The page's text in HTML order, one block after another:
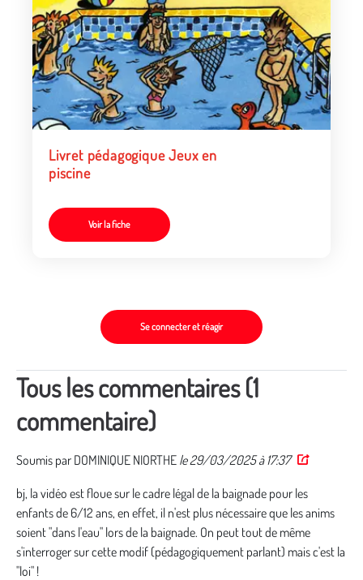
Livret pédagogique Jeux en
piscine
Voir la fiche
Se connecter et réagir
Tous les commentaires (1
commentaire)
Soumis par DOMINIQUE NIORTHE le 29/03/2025 à 17:37 Permalink
bj, la vidéo est floue sur le cadre légal de la baignade pour les
enfants de 6/12 ans, en effet, il n'est plus nécessaire que les anims
soient "dans l'eau" lors de la baignade. On peut tout de même
s'interroger sur cette modif (pédagogiquement parlant) mais c'est la
"loi" !